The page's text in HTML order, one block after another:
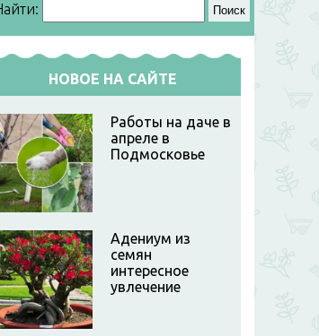
НОВОЕ НА САЙТЕ
Работы на даче в
апреле в
Подмосковье
Адениум из
семян
интересное
увлечение